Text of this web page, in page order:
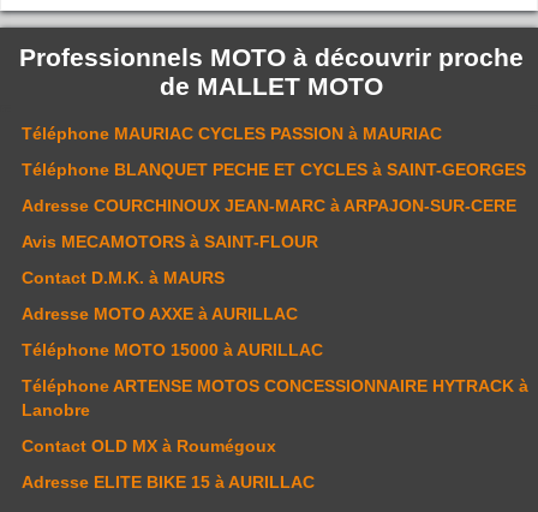
Professionnels MOTO à découvrir proche
de MALLET MOTO
Téléphone MAURIAC CYCLES PASSION à MAURIAC
Téléphone BLANQUET PECHE ET CYCLES à SAINT-GEORGES
Adresse COURCHINOUX JEAN-MARC à ARPAJON-SUR-CERE
Avis MECAMOTORS à SAINT-FLOUR
Contact D.M.K. à MAURS
Adresse MOTO AXXE à AURILLAC
Téléphone MOTO 15000 à AURILLAC
Téléphone ARTENSE MOTOS CONCESSIONNAIRE HYTRACK à
Lanobre
Contact OLD MX à Roumégoux
Adresse ELITE BIKE 15 à AURILLAC